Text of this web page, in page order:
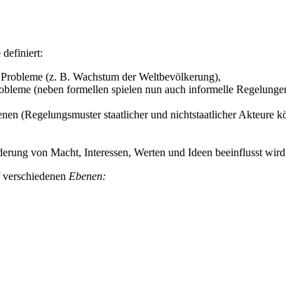
definiert:
(z. B. Wachstum der Weltbevölkerung),
(neben formellen spielen nun auch informelle
(Regelungsmuster staatlicher und nichtstaatlicher Akteure
von Macht, Interessen, Werten und Ideen beeinflusst
Ebenen: